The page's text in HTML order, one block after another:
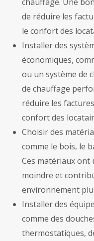
de réduire les
le confort des
Installer des
économiques,
ou un système de
de chauffage
réduire les
confort des
Choisir des
comme le bois, le
Ces matériaux ont
moindre et
environnement
Installer des
comme des
thermostatiques,